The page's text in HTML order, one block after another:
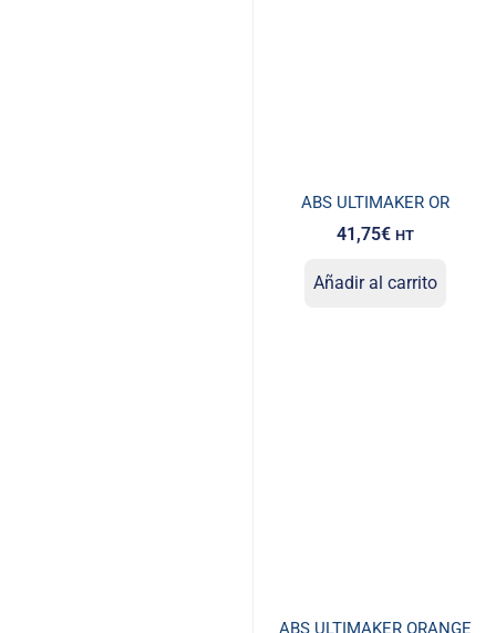
ABS ULTIMAKER OR
41,75€ HT
Añadir al carrito
ABS ULTIMAKER ORANGE